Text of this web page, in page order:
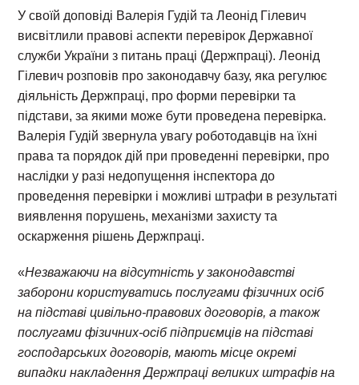
У своїй доповіді Валерія Гудій та Леонід Гілевич
висвітлили правові аспекти перевірок Державної
служби України з питань праці (Держпраці). Леонід
Гілевич розповів про законодавчу базу, яка регулює
діяльність Держпраці, про форми перевірки та
підстави, за якими може бути проведена перевірка.
Валерія Гудій звернула увагу роботодавців на їхні
права та порядок дій при проведенні перевірки, про
наслідки у разі недопущення інспектора до
проведення перевірки і можливі штрафи в результаті
виявлення порушень, механізми захисту та
оскарження рішень Держпраці.
«Незважаючи на відсутність у законодавстві
заборони користуватись послугами фізичних осіб
на підставі цивільно-правових договорів, а також
послугами фізичних-осіб підприємців на підставі
господарських договорів, мають місце окремі
випадки накладення Держпраці великих штрафів на